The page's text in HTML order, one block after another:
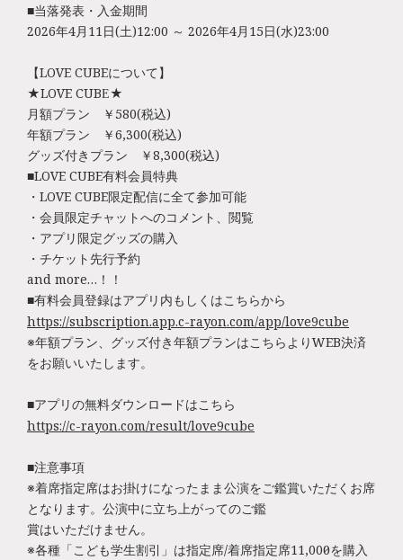
■当落発表・入金期間
2026年4月11日(土)12:00 ～ 2026年4月15日(水)23:00
【LOVE CUBEについて】
★LOVE CUBE★
月額プラン ￥580(税込)
年額プラン ￥6,300(税込)
グッズ付きプラン ￥8,300(税込)
■LOVE CUBE有料会員特典
・LOVE CUBE限定配信に全て参加可能
・会員限定チャットへのコメント、閲覧
・アプリ限定グッズの購入
・チケット先行予約
and more…！！
■有料会員登録はアプリ内もしくはこちらから
https://subscription.app.c-rayon.com/app/love9cube
※年額プラン、グッズ付き年額プランはこちらよりWEB決済
をお願いいたします。
■アプリの無料ダウンロードはこちら
https://c-rayon.com/result/love9cube
■注意事項
※着席指定席はお掛けになったまま公演をご鑑賞いただくお席
となります。公演中に立ち上がってのご鑑
賞はいただけません。
※各種「こども学生割引」は指定席/着席指定席11,000円を購入